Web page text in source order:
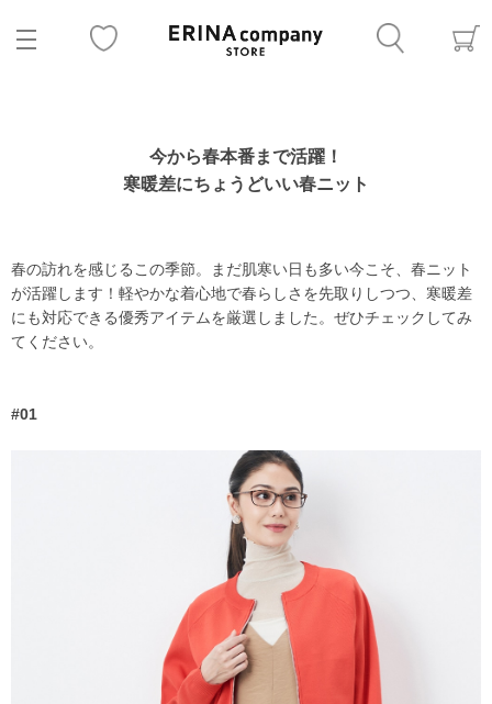
今から春本番まで活躍！
寒暖差にちょうどいい春ニット
春の訪れを感じるこの季節。まだ肌寒い日も多い今こそ、春ニット
が活躍します！軽やかな着心地で春らしさを先取りしつつ、寒暖差
にも対応できる優秀アイテムを厳選しました。ぜひチェックしてみ
てください。
#01